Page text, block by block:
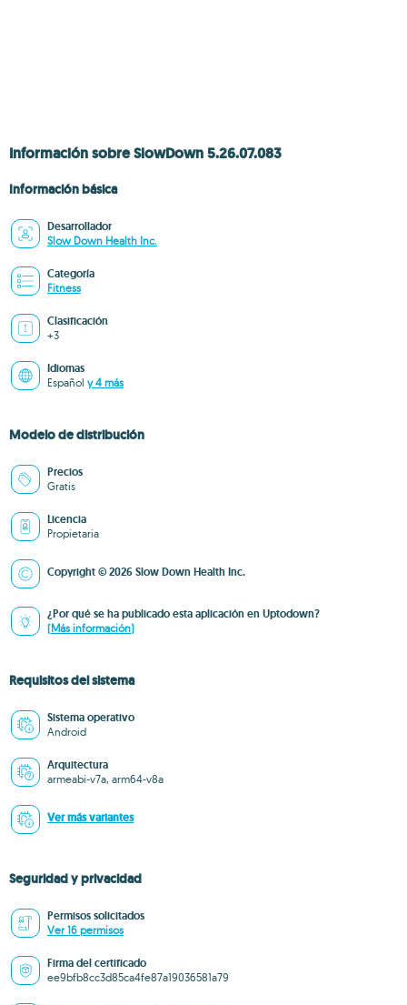
Información sobre SlowDown 5.26.07.083
Información básica
Desarrollador
Slow Down Health Inc.
Categoría
Fitness
Clasificación
+3
Idiomas
Español y 4 más
Modelo de distribución
Precios
Gratis
Licencia
Propietaria
Copyright © 2026 Slow Down Health Inc.
¿Por qué se ha publicado esta aplicación en Uptodown?
(Más información)
Requisitos del sistema
Sistema operativo
Android
Arquitectura
armeabi-v7a, arm64-v8a
Ver más variantes
Seguridad y privacidad
Permisos solicitados
Ver 16 permisos
Firma del certificado
ee9bfb8cc3d85ca4fe87a19036581a79